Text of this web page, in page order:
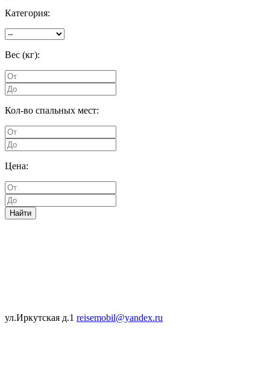
Категория:
Вес (кг):
Кол-во спальных мест:
Цена:
Найти
ул.Иркутская д.1 reisemobil@yandex.ru